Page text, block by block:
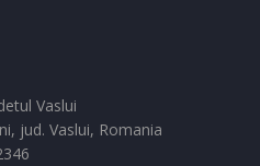
Vaslui
jud. Vaslui, Romania